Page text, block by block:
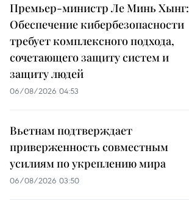
Премьер-министр Ле Минь Хынг:
Обеспечение кибербезопасности
требует комплексного подхода,
сочетающего защиту систем и
защиту людей
06/08/2026 04:53
Вьетнам подтверждает
приверженность совместным
усилиям по укреплению мира
06/08/2026 03:50